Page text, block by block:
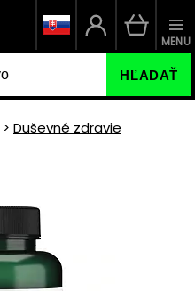
HĽADAŤ
MENU
Duševné zdravie